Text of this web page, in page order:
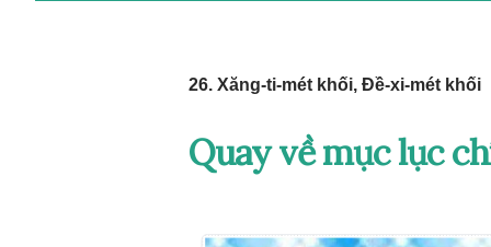
26. Xăng-ti-mét khối, Đề-xi-mét khối
Quay về mục lục